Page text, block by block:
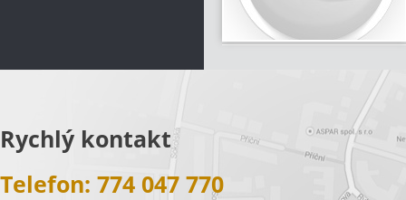
Více informací
Rychlý kontakt
Telefon: 774 047 770